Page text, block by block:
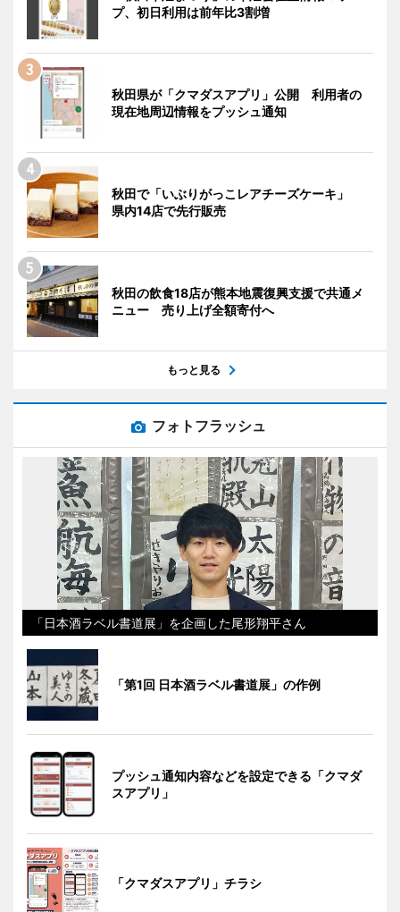
プ、初日利用は前年比3割増
秋田県が「クマダスアプリ」公開 利用者の
現在地周辺情報をプッシュ通知
秋田で「いぶりがっこレアチーズケーキ」
県内14店で先行販売
秋田の飲食18店が熊本地震復興支援で共通メ
ニュー 売り上げ全額寄付へ
もっと見る
フォトフラッシュ
「日本酒ラベル書道展」を企画した尾形翔平さん
「第1回 日本酒ラベル書道展」の作例
プッシュ通知内容などを設定できる「クマダ
スアプリ」
「クマダスアプリ」チラシ